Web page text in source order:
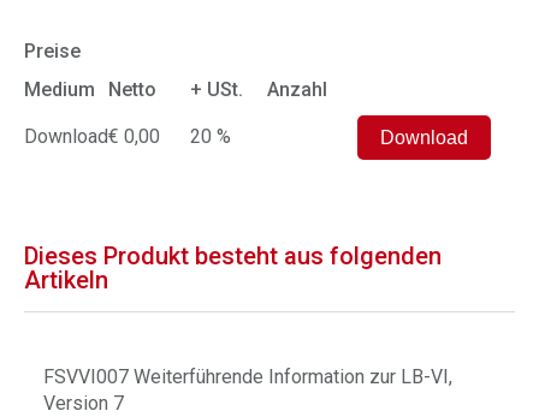
Preise
Medium
Netto + USt. Anzahl
Download€ 0,00 20 %
Dieses Produkt besteht aus folgenden
Artikeln
FSVVI007 Weiterführende Information zur LB-VI,
Version 7